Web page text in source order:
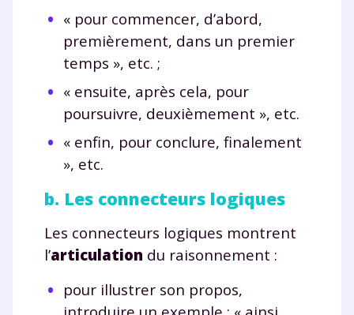
« pour commencer, d’abord,
premièrement, dans un premier
temps », etc. ;
« ensuite, après cela, pour
poursuivre, deuxièmement », etc.
« enfin, pour conclure, finalement
», etc.
b. Les connecteurs logiques
Les connecteurs logiques montrent
l’articulation du raisonnement :
pour illustrer son propos,